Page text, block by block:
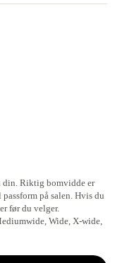
din. Riktig bomvidde er
på salen. Hvis du
før du velger.
Wide, X-wide,